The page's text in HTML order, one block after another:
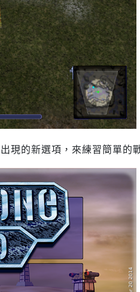
現的新選項，來練習簡單的